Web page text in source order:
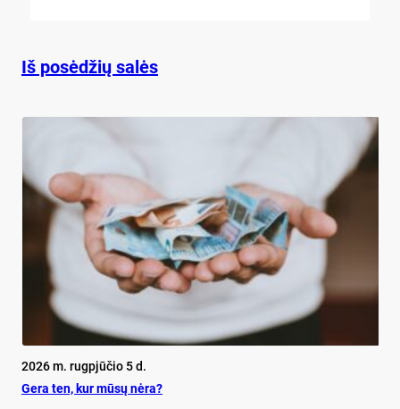
Iš posėdžių salės
2026 m. rugpjūčio 5 d.
Ge­ra ten, kur mū­sų nė­ra?